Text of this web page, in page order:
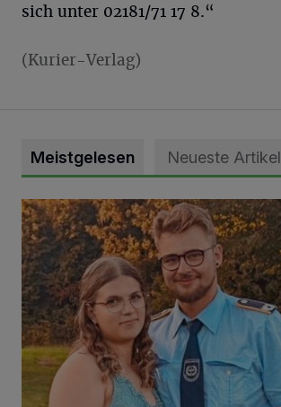
sich unter 02181/71 17 8.“
(Kurier-Verlag)
Meistgelesen Neueste Artikel
Mit Herzblut die Gemeinschaft leben